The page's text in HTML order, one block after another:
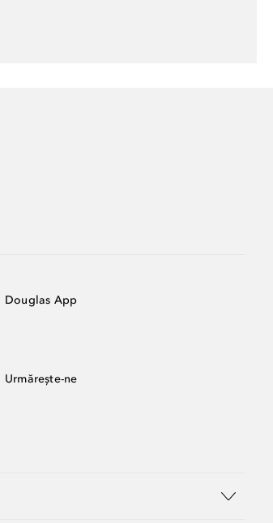
Douglas App
Urmărește-ne